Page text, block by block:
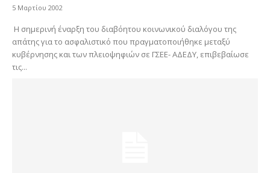
5 Μαρτίου 2002
Η σημερινή έναρξη του διαβόητου κοινωνικού διαλόγου της
απάτης για το ασφαλιστικό που πραγματοποιήθηκε μεταξύ
κυβέρνησης και των πλειοψηφιών σε ΓΣΕΕ- ΑΔΕΔΥ, επιβεβαίωσε
τις...